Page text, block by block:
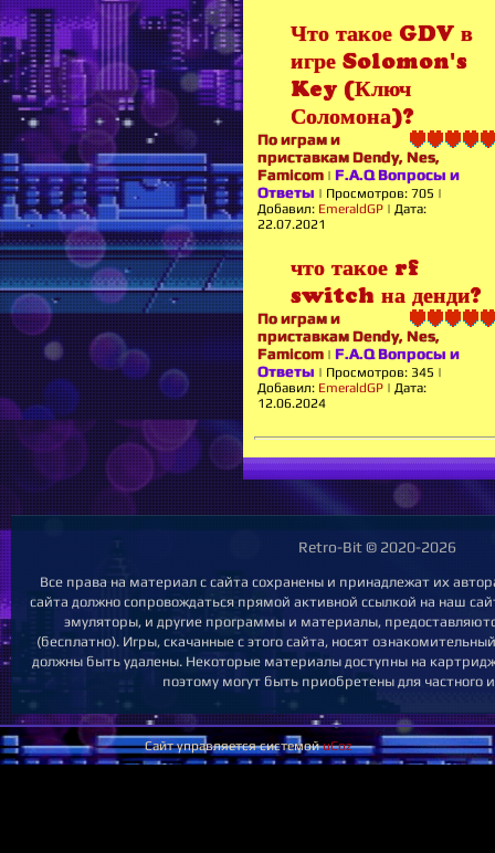
Что такое GDV в
игре Solomon's
Key (Ключ
Соломона)?
По играм и
приставкам Dendy, Nes,
Famicom | F.A.Q Вопросы и
Ответы | Просмотров: 705 |
Добавил: EmeraldGP | Дата:
22.07.2021
что такое rf
switch на денди?
По играм и
приставкам Dendy, Nes,
Famicom | F.A.Q Вопросы и
Ответы | Просмотров: 345 |
Добавил: EmeraldGP | Дата:
12.06.2024
Retro-Bit © 2020-2026
Все права на материал с сайта сохранены и принадлежат их
сайта должно сопровождаться прямой активной ссылкой на наш
эмуляторы, и другие программы и материалы,
(бесплатно). Игры, скачанные с этого сайта, носят
должны быть удалены. Некоторые материалы доступны на
поэтому могут быть приобретены для частного
Сайт управляется системойuCoz